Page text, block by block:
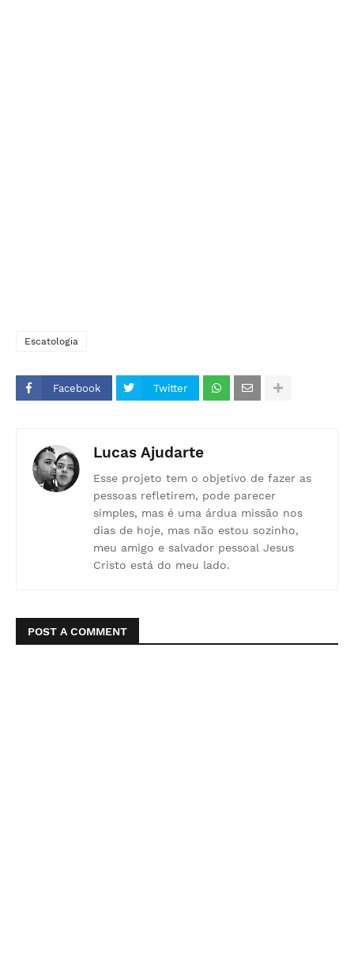
Escatologia
Facebook Twitter
Lucas Ajudarte
Esse projeto tem o objetivo de fazer as
pessoas refletirem, pode parecer
simples, mas é uma árdua missão nos
dias de hoje, mas não estou sozinho,
meu amigo e salvador pessoal Jesus
Cristo está do meu lado.
POST A COMMENT